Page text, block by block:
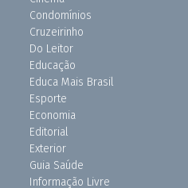
Condomínios
Cruzeirinho
Do Leitor
Educação
Educa Mais Brasil
Esporte
Economia
Editorial
Exterior
Guia Saúde
Informação Livre